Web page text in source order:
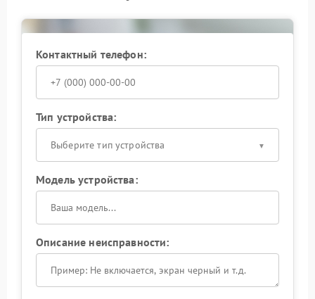
При первых признаках нестабильной работы сети
стоит обратиться к специалистам: это позволит
серьезных последствий.
Контактный телефон:
Тип устройства:
Выберите тип устройства
Модель устройства:
Описание неисправности: